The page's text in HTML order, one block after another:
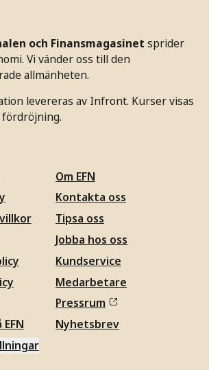
och Finansmagasinet sprider
Vi vänder oss till den
allmänheten.
levereras av Infront. Kurser visas
Om EFN
Kontakta oss
Tipsa oss
Jobba hos oss
Kundservice
Medarbetare
Pressrum
Nyhetsbrev